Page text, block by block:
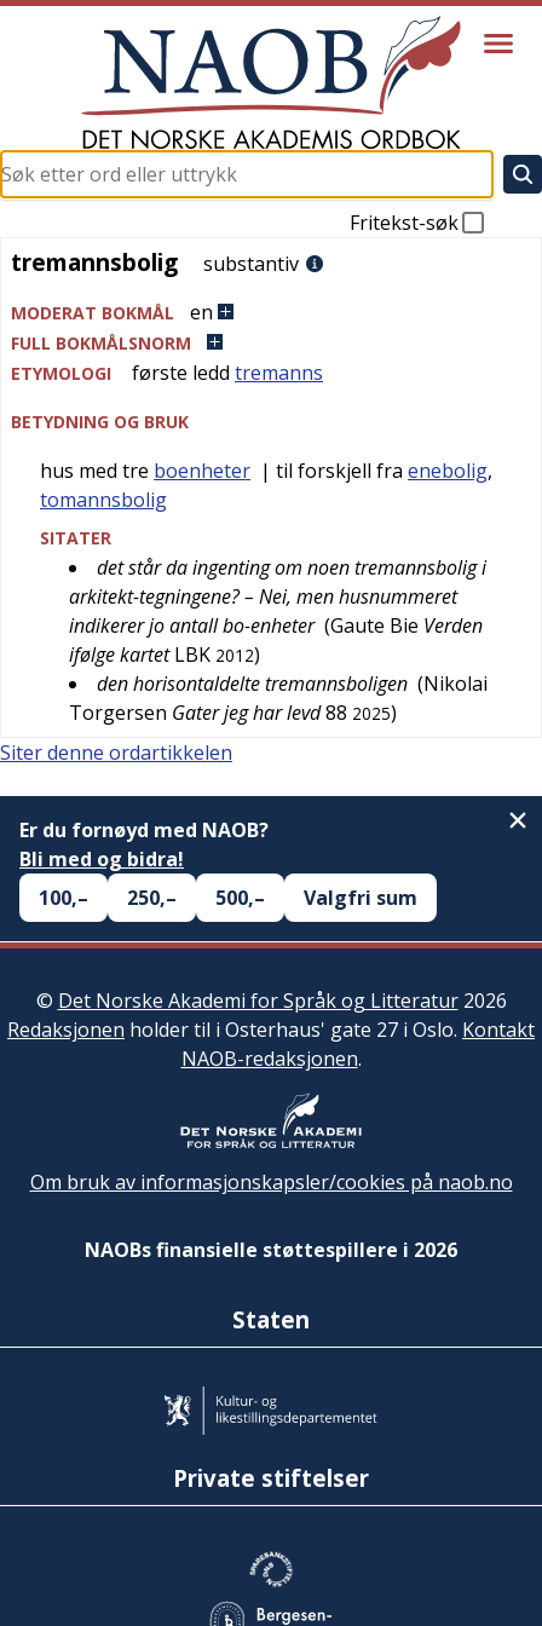
Fritekst-søk
tremannsbolig
tremannsbolig substantiv
MODERAT BOKMÅL en
FULL BOKMÅLSNORM
ETYMOLOGI
første ledd tremanns
BETYDNING OG BRUK
hus med tre boenheter | til forskjell fra enebolig,
tomannsbolig
SITATER
det står da ingenting om noen tremannsbolig i
arkitekt-tegningene? – Nei, men husnummeret
indikerer jo antall bo-enheter (Gaute Bie Verden
ifølge kartet LBK 2012)
den horisontaldelte tremannsboligen (Nikolai
Torgersen Gater jeg har levd88 2025)
Siter denne ordartikkelen
Er du fornøyd med NAOB?
Bli med og bidra!
100,–
250,– 500,– Valgfri sum
© Det Norske Akademi for Språk og Litteratur2026
Redaksjonen holder til i Osterhaus' gate 27 i Oslo. Kontakt
NAOB-redaksjonen.
Om bruk av informasjonskapsler/cookies på naob.no
NAOBs finansielle støttespillere i 2026
Staten
Private stiftelser